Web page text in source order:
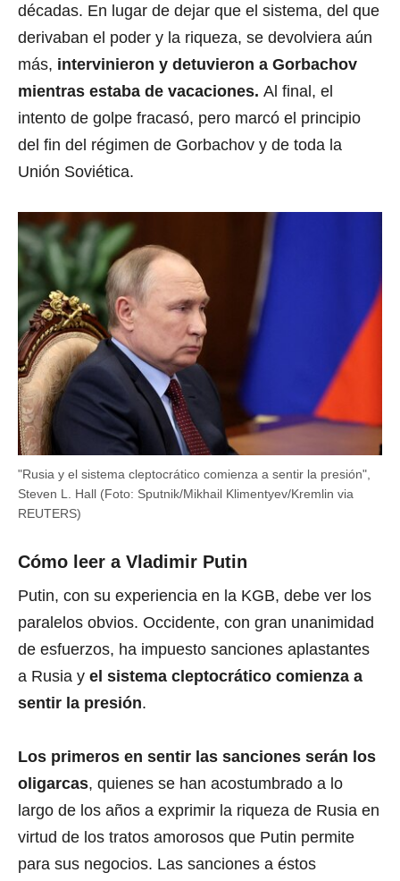
décadas. En lugar de dejar que el sistema, del que
derivaban el poder y la riqueza, se devolviera aún
más, intervinieron y detuvieron a Gorbachov
mientras estaba de vacaciones. Al final, el
intento de golpe fracasó, pero marcó el principio
del fin del régimen de Gorbachov y de toda la
Unión Soviética.
"Rusia y el sistema cleptocrático comienza a sentir la presión",
Steven L. Hall (Foto: Sputnik/Mikhail Klimentyev/Kremlin via
REUTERS)
Cómo leer a Vladimir Putin
Putin, con su experiencia en la KGB, debe ver los
paralelos obvios. Occidente, con gran unanimidad
de esfuerzos, ha impuesto sanciones aplastantes
a Rusia y el sistema cleptocrático comienza a
sentir la presión.
Los primeros en sentir las sanciones serán los
oligarcas, quienes se han acostumbrado a lo
largo de los años a exprimir la riqueza de Rusia en
virtud de los tratos amorosos que Putin permite
para sus negocios. Las sanciones a éstos